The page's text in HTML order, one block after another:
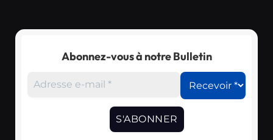
Abonnez-vous à notre Bulletin